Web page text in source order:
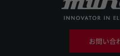
お問い合